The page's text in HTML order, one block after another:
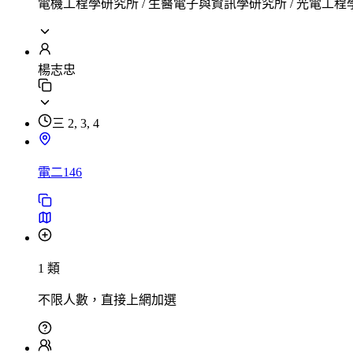
電機工程學研究所 / 生醫電子與資訊學研究所 / 光電工程
楊志忠
三 2, 3, 4
電二146
1 類
不限人數，直接上網加選